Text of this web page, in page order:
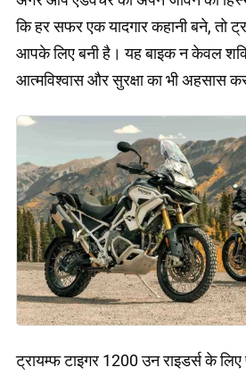
कि हर सफर एक यादगार कहानी बने, तो
आपके लिए बनी है। यह बाइक न केवल
आत्मविश्वास और सुरक्षा का भी अहसास
ट्रायम्फ टाइगर 1200 उन राइडर्स के